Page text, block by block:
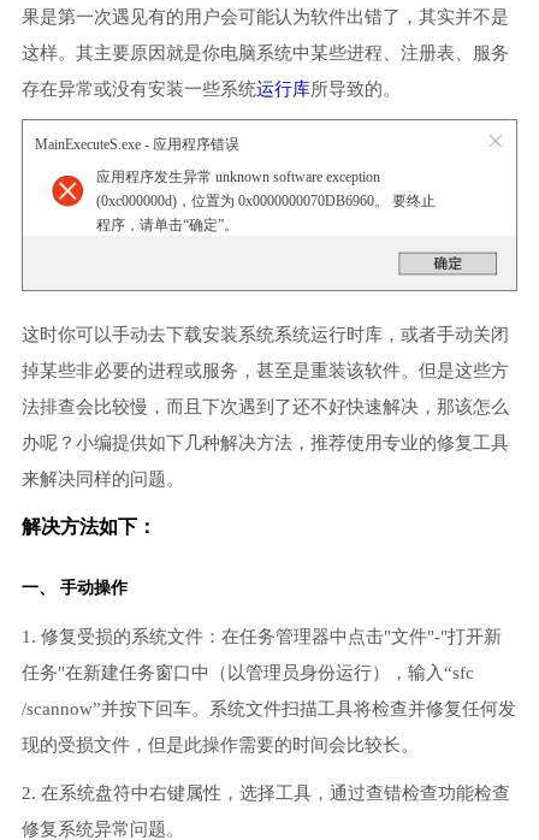
果是第一次遇见有的用户会可能认为软件出错了，其实并不是
这样。其主要原因就是你电脑系统中某些进程、注册表、服务
存在异常或没有安装一些系统运行库所导致的。
MainExecuteS.exe - 应用程序错误
应用程序发生异常 unknown software exception
(0xc000000d)，位置为 0x0000000070DB6960。 要终止
程序，请单击“确定”。
这时你可以手动去下载安装系统系统运行时库，或者手动关闭
掉某些非必要的进程或服务，甚至是重装该软件。但是这些方
法排查会比较慢，而且下次遇到了还不好快速解决，那该怎么
办呢？小编提供如下几种解决方法，推荐使用专业的修复工具
来解决同样的问题。
解决方法如下：
一、 手动操作
1. 修复受损的系统文件：在任务管理器中点击"文件"-"打开新
任务"在新建任务窗口中（以管理员身份运行），输入“sfc
/scannow”并按下回车。系统文件扫描工具将检查并修复任何发
现的受损文件，但是此操作需要的时间会比较长。
2. 在系统盘符中右键属性，选择工具，通过查错检查功能检查
修复系统异常问题。